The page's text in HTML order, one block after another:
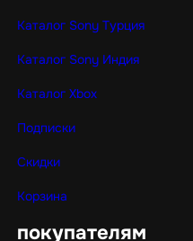
Каталог Sony Турция
Каталог Sony Индия
Каталог Xbox
Подписки
Скидки
Корзина
покупателям